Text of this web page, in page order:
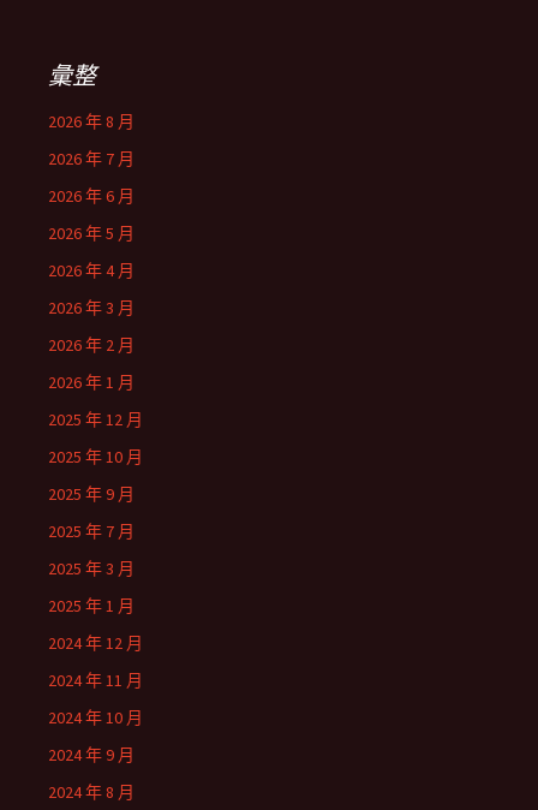
彙整
2026 年 8 月
2026 年 7 月
2026 年 6 月
2026 年 5 月
2026 年 4 月
2026 年 3 月
2026 年 2 月
2026 年 1 月
2025 年 12 月
2025 年 10 月
2025 年 9 月
2025 年 7 月
2025 年 3 月
2025 年 1 月
2024 年 12 月
2024 年 11 月
2024 年 10 月
2024 年 9 月
2024 年 8 月